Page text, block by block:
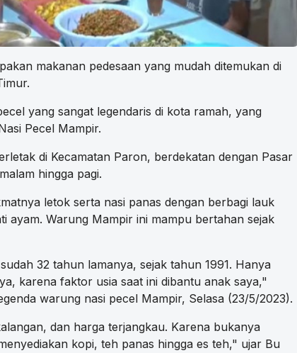
makanan pedesaan yang mudah ditemukan di
yang sangat legendaris di kota ramah, yang
Pecel Mampir.
di Kecamatan Paron, berdekatan dengan Pasar
hingga pagi.
letok serta nasi panas dengan berbagi lauk
ayam. Warung Mampir ini mampu bertahan sejak
32 tahun lamanya, sejak tahun 1991. Hanya
karena faktor usia saat ini dibantu anak saya,"
warung nasi pecel Mampir, Selasa (23/5/2023).
dan harga terjangkau. Karena bukanya
kopi, teh panas hingga es teh," ujar Bu